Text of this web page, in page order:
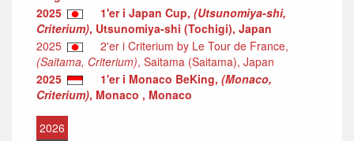
2025
1'er i Japan Cup, (Utsunomiya-shi,
Criterium), Utsunomiya-shi (Tochigi), Japan
2025
2'er i Criterium by Le Tour de France,
(Saitama, Criterium), Saitama (Saitama), Japan
2025
1'er i Monaco BeKing, (Monaco,
Criterium), Monaco , Monaco
2026